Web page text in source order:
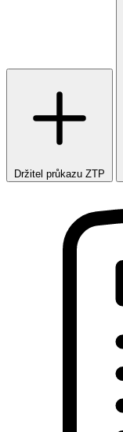
Držitel průkazu ZTP